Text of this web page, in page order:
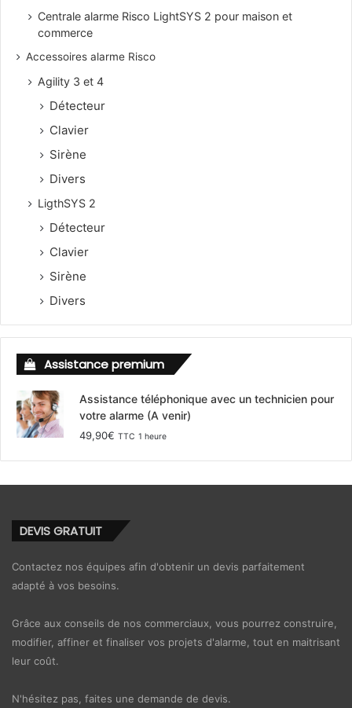
Centrale alarme Risco LightSYS 2 pour maison et
commerce
Accessoires alarme Risco
Agility 3 et 4
Détecteur
Clavier
Sirène
Divers
LigthSYS 2
Détecteur
Clavier
Sirène
Divers
Assistance premium
Assistance téléphonique avec un technicien pour
votre alarme (A venir)
49,90€ TTC 1 heure
DEVIS GRATUIT
Contactez nos équipes afin d'obtenir un devis parfaitement
adapté à vos besoins.
Grâce aux conseils de nos commerciaux, vous pourrez construire,
modifier, affiner et finaliser vos projets d'alarme, tout en maitrisant
leur coût.
N'hésitez pas, faites une demande de devis.